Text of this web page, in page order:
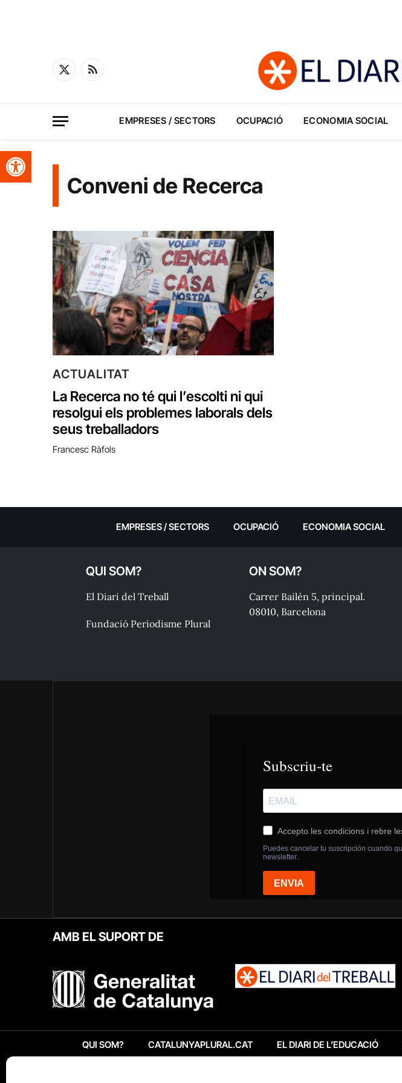
Obre la barra d'eines
X
RSS
EMPRESES / SECTORS OCUPACIÓ ECONOMIA SOCIAL
Conveni de Recerca
ACTUALITAT
La Recerca no té qui l’escolti ni qui
resolgui els problemes laborals dels
seus treballadors
Francesc Ràfols
EMPRESES / SECTORS OCUPACIÓ ECONOMIA SOCIAL
QUI SOM?
El Diari del Treball
Fundació Periodisme Plural
ON SOM?
Carrer Bailén 5, principal.
08010, Barcelona
AMB EL SUPORT DE
QUI SOM? CATALUNYAPLURAL.CAT EL DIARI DE L’EDUCACIÓ